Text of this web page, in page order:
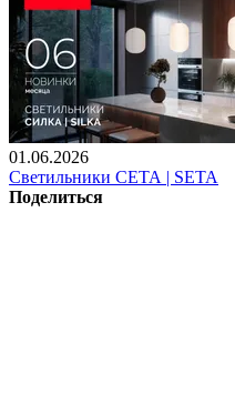
01.06.2026
Светильники СЕТА | SETA
Поделиться